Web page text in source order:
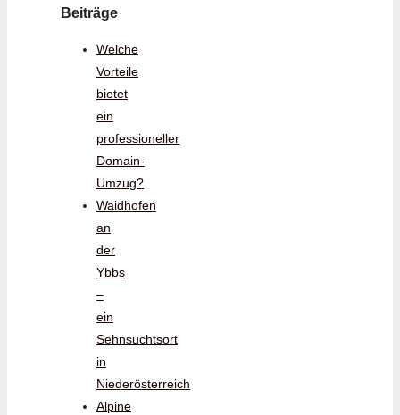
Beiträge
Welche
Vorteile
bietet
ein
professioneller
Domain-
Umzug?
Waidhofen
an
der
Ybbs
–
ein
Sehnsuchtsort
in
Niederösterreich
Alpine